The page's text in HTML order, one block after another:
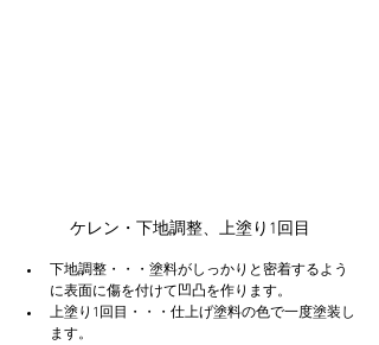
ケレン・下地調整、上塗り1回目
下地調整・・・塗料がしっかりと密着するよう
に表面に傷を付けて凹凸を作ります。
上塗り1回目・・・仕上げ塗料の色で一度塗装し
ます。